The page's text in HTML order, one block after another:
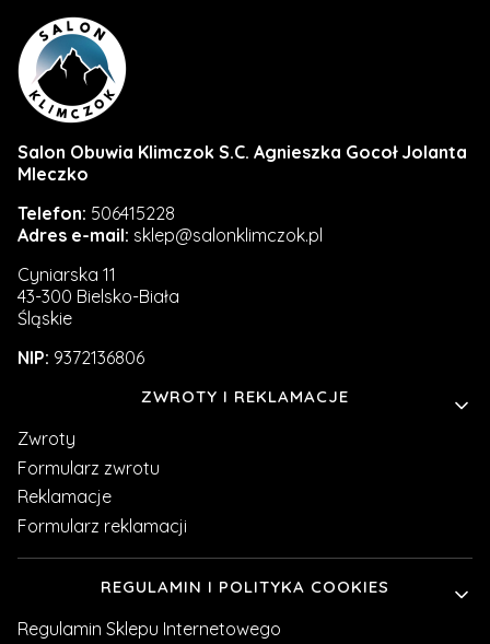
Salon Obuwia Klimczok S.C. Agnieszka Gocoł Jolanta
Mleczko
Telefon: 506415228
Adres e-mail: sklep@salonklimczok.pl
Cyniarska 11
43-300 Bielsko-Biała
Śląskie
NIP: 9372136806
Linki w stopceZWROTY I REKLAMACJE
Zwroty
Formularz zwrotu
Reklamacje
Formularz reklamacji
REGULAMIN I POLITYKA COOKIES
Regulamin Sklepu Internetowego